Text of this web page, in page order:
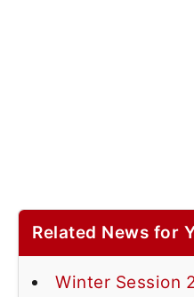
Related News for
Winter Session